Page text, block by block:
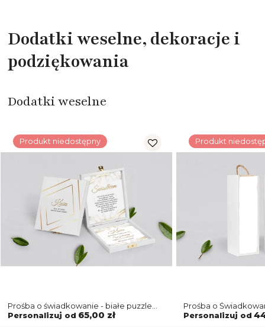
Dodatki weselne, dekoracje i
podziękowania
Dodatki weselne
Produkt niedostępny
Prośba o świadkowanie - białe puzzle
Marmur & Złoto Motyw 1
Personalizuj od 65,00 zł
Produkt
Prośba o
biała Marmur &
Personalizuj od